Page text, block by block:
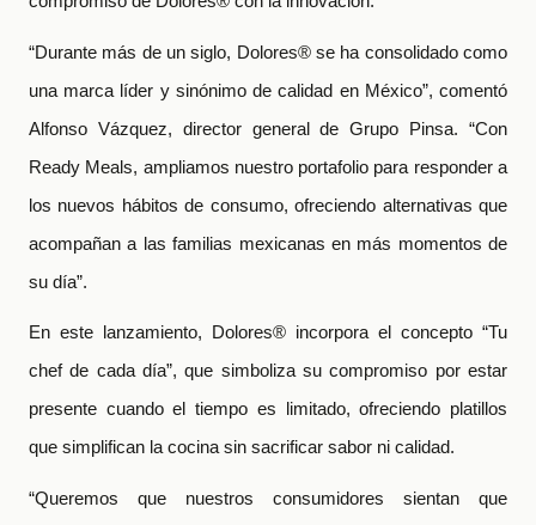
“Durante más de un siglo, Dolores® se ha consolidado como
una marca líder y sinónimo de calidad en México”, comentó
Alfonso Vázquez, director general de Grupo Pinsa. “Con
Ready Meals, ampliamos nuestro portafolio para responder a
los nuevos hábitos de consumo, ofreciendo alternativas que
acompañan a las familias mexicanas en más momentos de
su día”.
En este lanzamiento, Dolores® incorpora el concepto “Tu
chef de cada día”, que simboliza su compromiso por estar
presente cuando el tiempo es limitado, ofreciendo platillos
que simplifican la cocina sin sacrificar sabor ni calidad.
“Queremos que nuestros consumidores sientan que